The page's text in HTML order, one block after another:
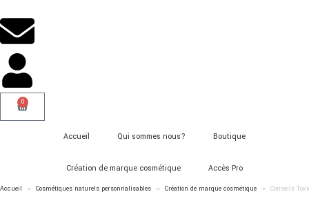
0
Accueil Qui sommes nous? Boutique
Création de marque cosmétique Accès Pro
Accueil -> Cosmétiques naturels personnalisables -> Création de marque cosmétique -> Conseils